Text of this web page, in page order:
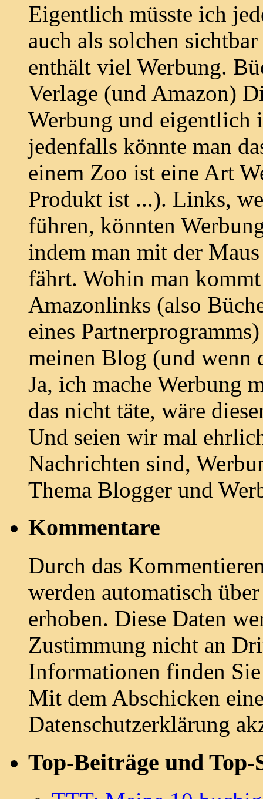
Eigentlich müsste ich
auch als solchen
enthält viel Werbung.
Verlage (und Amazon)
Werbung und eigentlich
jedenfalls könnte man
einem Zoo ist eine Art
Produkt ist ...). Links,
führen, könnten
indem man mit der
fährt. Wohin man
Amazonlinks (also
eines
meinen Blog (und wenn
Ja, ich mache Werbung
das nicht täte, wäre
Und seien wir mal
Nachrichten sind,
Thema Blogger und
Kommentare
Durch das
werden automatisch
erhoben. Diese Daten
Zustimmung nicht an
Informationen finden
Mit dem Abschicken
Datenschutzerklärung
Top-Beiträge und Top-